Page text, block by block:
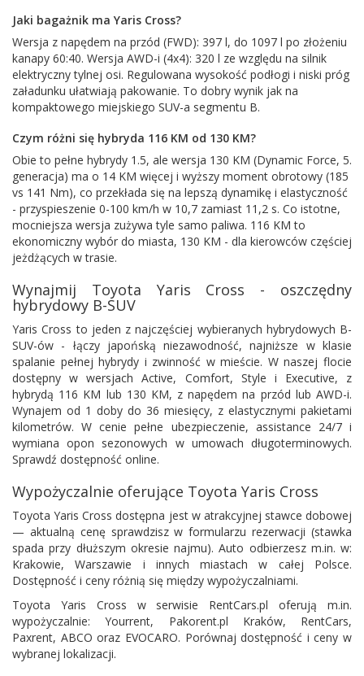
Jaki bagażnik ma Yaris Cross?
Wersja z napędem na przód (FWD): 397 l, do 1097 l po złożeniu
kanapy 60:40. Wersja AWD-i (4x4): 320 l ze względu na silnik
elektryczny tylnej osi. Regulowana wysokość podłogi i niski próg
załadunku ułatwiają pakowanie. To dobry wynik jak na
kompaktowego miejskiego SUV-a segmentu B.
Czym różni się hybryda 116 KM od 130 KM?
Obie to pełne hybrydy 1.5, ale wersja 130 KM (Dynamic Force, 5.
generacja) ma o 14 KM więcej i wyższy moment obrotowy (185
vs 141 Nm), co przekłada się na lepszą dynamikę i elastyczność
- przyspieszenie 0-100 km/h w 10,7 zamiast 11,2 s. Co istotne,
mocniejsza wersja zużywa tyle samo paliwa. 116 KM to
ekonomiczny wybór do miasta, 130 KM - dla kierowców częściej
jeżdżących w trasie.
Wynajmij Toyota Yaris Cross - oszczędny
hybrydowy B-SUV
Yaris Cross to jeden z najczęściej wybieranych hybrydowych B-
SUV-ów - łączy japońską niezawodność, najniższe w klasie
spalanie pełnej hybrydy i zwinność w mieście. W naszej flocie
dostępny w wersjach Active, Comfort, Style i Executive, z
hybrydą 116 KM lub 130 KM, z napędem na przód lub AWD-i.
Wynajem od 1 doby do 36 miesięcy, z elastycznymi pakietami
kilometrów. W cenie pełne ubezpieczenie, assistance 24/7 i
wymiana opon sezonowych w umowach długoterminowych.
Sprawdź dostępność online.
Wypożyczalnie oferujące Toyota Yaris Cross
Toyota Yaris Cross dostępna jest w atrakcyjnej stawce dobowej
— aktualną cenę sprawdzisz w formularzu rezerwacji (stawka
spada przy dłuższym okresie najmu). Auto odbierzesz m.in. w:
Krakowie, Warszawie i innych miastach w całej Polsce.
Dostępność i ceny różnią się między wypożyczalniami.
Toyota Yaris Cross w serwisie RentCars.pl oferują m.in.
wypożyczalnie:Yourrent, Pakorent.pl Kraków, RentCars,
Paxrent, ABCO oraz EVOCARO. Porównaj dostępność i ceny w
wybranej lokalizacji.